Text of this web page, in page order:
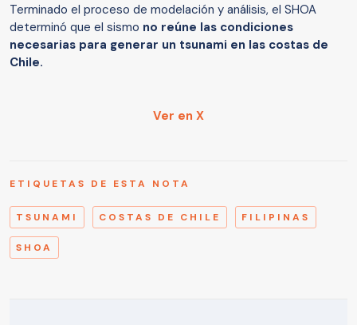
Terminado el proceso de modelación y análisis, el SHOA
determinó que el sismo no reúne las condiciones
necesarias para generar un tsunami en las costas de
Chile.
Ver en X
ETIQUETAS DE ESTA NOTA
TSUNAMI COSTAS DE CHILE FILIPINAS
SHOA